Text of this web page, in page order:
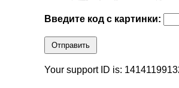
Введите код с картинки:
Отправить
Your support ID is: